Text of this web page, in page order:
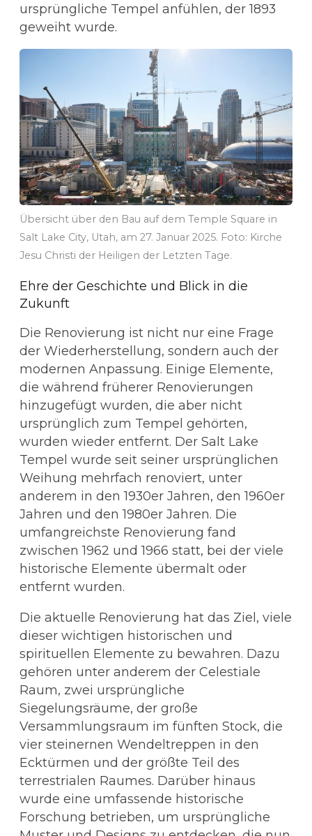
ursprüngliche Tempel anfühlen, der 1893
geweiht wurde.
Übersicht über den Bau auf dem Temple Square in
Salt Lake City, Utah, am 27. Januar 2025. Foto: Kirche
Jesu Christi der Heiligen der Letzten Tage.
Ehre der Geschichte und Blick in die
Zukunft
Die Renovierung ist nicht nur eine Frage
der Wiederherstellung, sondern auch der
modernen Anpassung. Einige Elemente,
die während früherer Renovierungen
hinzugefügt wurden, die aber nicht
ursprünglich zum Tempel gehörten,
wurden wieder entfernt. Der Salt Lake
Tempel wurde seit seiner ursprünglichen
Weihung mehrfach renoviert, unter
anderem in den 1930er Jahren, den 1960er
Jahren und den 1980er Jahren. Die
umfangreichste Renovierung fand
zwischen 1962 und 1966 statt, bei der viele
historische Elemente übermalt oder
entfernt wurden.
Die aktuelle Renovierung hat das Ziel, viele
dieser wichtigen historischen und
spirituellen Elemente zu bewahren. Dazu
gehören unter anderem der Celestiale
Raum, zwei ursprüngliche
Siegelungsräume, der große
Versammlungsraum im fünften Stock, die
vier steinernen Wendeltreppen in den
Ecktürmen und der größte Teil des
terrestrialen Raumes. Darüber hinaus
wurde eine umfassende historische
Forschung betrieben, um ursprüngliche